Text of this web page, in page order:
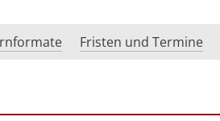
Fristen und Termine